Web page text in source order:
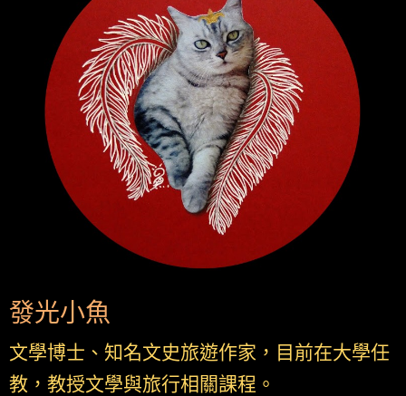
發光小魚
文學博士、知名文史旅遊作家，目前在大學任
教，教授文學與旅行相關課程。